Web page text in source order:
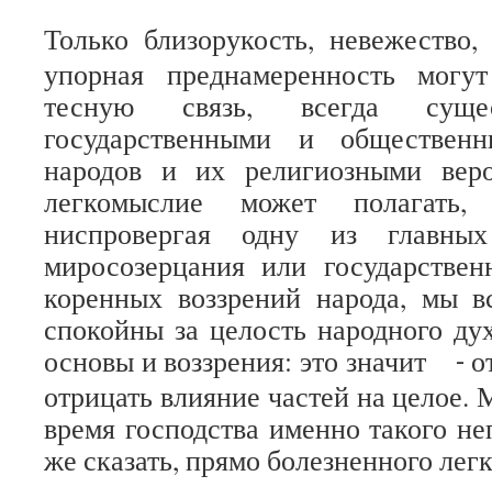
Только близорукость, невежество,
упорная преднамеренность
тесную связь, всегда
государственными и
народов и их религиозными
легкомыслие может
ниспровергая одну из
миросозерцания или
коренных воззрений народа, мы
спокойны за целость народного
основы и воззрения: это значит-
отрицать влияние частей на
время господства именно такого
же сказать, прямо болезненного